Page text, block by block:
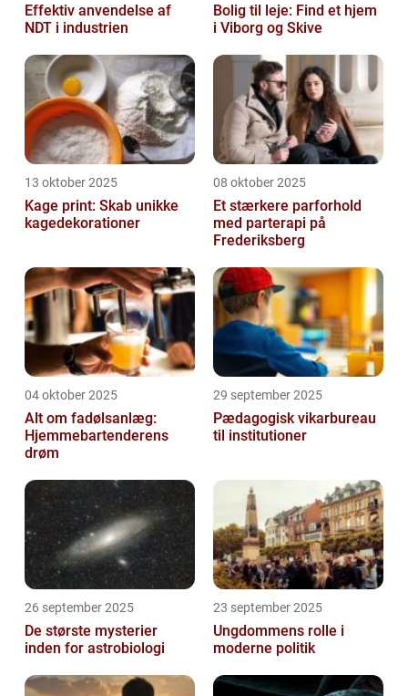
Effektiv anvendelse af
NDT i industrien
Bolig til leje: Find et hjem
i Viborg og Skive
13 oktober 2025
Kage print: Skab unikke
kagedekorationer
08 oktober 2025
Et stærkere parforhold
med parterapi på
Frederiksberg
04 oktober 2025
Alt om fadølsanlæg:
Hjemmebartenderens
drøm
29 september 2025
Pædagogisk vikarbureau
til institutioner
26 september 2025
De største mysterier
inden for astrobiologi
23 september 2025
Ungdommens rolle i
moderne politik